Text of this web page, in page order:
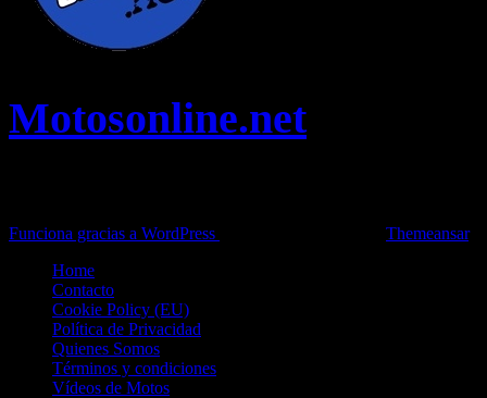
Motosonline.net
Funciona gracias a WordPress
Themeansar.
Home
Contacto
Cookie Policy (EU)
Política de Privacidad
Quienes Somos
Términos y condiciones
Vídeos de Motos